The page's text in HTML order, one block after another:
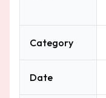
Category
Date